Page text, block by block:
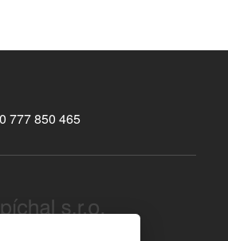
777 850 465